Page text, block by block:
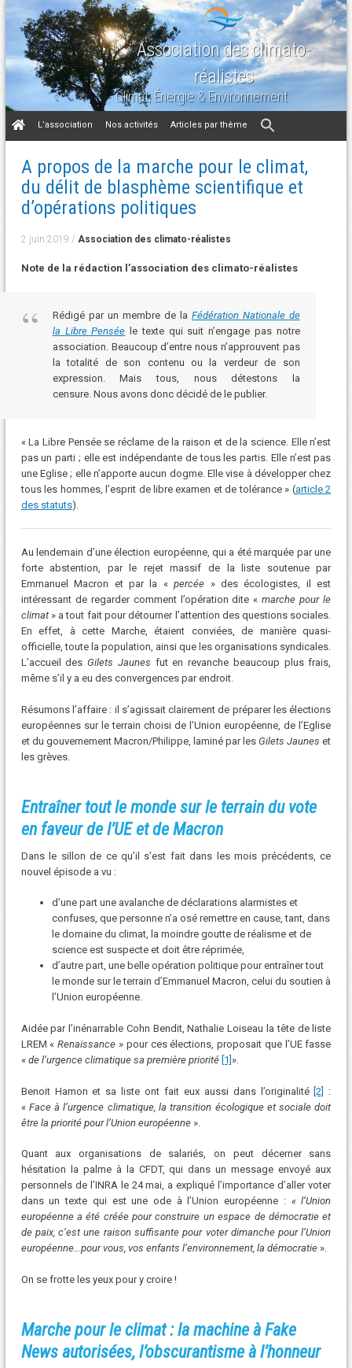
Association des climato-
réalistes
Climat, Énergie & Environnement
Aller
au
L’association Nos activités Articles par thème
A propos de la marche pour le climat,
du délit de blasphème scientifique et
d’opérations politiques
2 juin 2019 / Association des climato-réalistes
Note de la rédaction l’association des climato-réalistes
Rédigé par un membre de la Fédération Nationale de
la Libre Pensée le texte qui suit n’engage pas notre
association. Beaucoup d’entre nous n’approuvent pas
la totalité de son contenu ou la verdeur de son
expression. Mais tous, nous détestons la
censure. Nous avons donc décidé de le publier.
« La Libre Pensée se réclame de la raison et de la science. Elle n’est
pas un parti ; elle est indépendante de tous les partis. Elle n’est pas
une Eglise ; elle n’apporte aucun dogme. Elle vise à développer chez
tous les hommes, l’esprit de libre examen et de tolérance » (article 2
des statuts).
Au lendemain d’une élection européenne, qui a été marquée par une
forte abstention, par le rejet massif de la liste soutenue par
Emmanuel Macron et par la «percée » des écologistes, il est
intéressant de regarder comment l’opération dite «marche pour le
climat » a tout fait pour détourner l’attention des questions sociales.
En effet, à cette Marche, étaient conviées, de manière quasi-
officielle, toute la population, ainsi que les organisations syndicales.
L’accueil desGilets Jaunes fut en revanche beaucoup plus frais,
même s’il y a eu des convergences par endroit.
Résumons l’affaire : il s’agissait clairement de préparer les élections
européennes sur le terrain choisi de l’Union européenne, de l’Eglise
et du gouvernement Macron/Philippe, laminé par lesGilets Jauneset
les grèves.
Entraîner tout le monde sur le terrain du vote
en faveur de l’UE et de Macron
Dans le sillon de ce qu’il s’est fait dans les mois précédents, ce
nouvel épisode a vu :
d’une part une avalanche de déclarations alarmistes et
confuses, que personne n’a osé remettre en cause, tant, dans
le domaine du climat, la moindre goutte de réalisme et de
science est suspecte et doit être réprimée,
d’autre part, une belle opération politique pour entraîner tout
le monde sur le terrain d’Emmanuel Macron, celui du soutien à
l’Union européenne.
Aidée par l’inénarrable Cohn Bendit, Nathalie Loiseau la tête de liste
LREM «Renaissance » pour ces élections, proposait que l’UE fasse
« de l’urgence climatique sa première priorité [1] ».
Benoit Hamon et sa liste ont fait eux aussi dans l’originalité [2] :
« Face à l’urgence climatique, la transition écologique et sociale doit
être la priorité pour l’Union européenne ».
Quant aux organisations de salariés, on peut décerner sans
hésitation la palme à la CFDT, qui dans un message envoyé aux
personnels de l’INRA le 24 mai, a expliqué l’importance d’aller voter
dans un texte qui est une ode à l’Union européenne : « l’Union
européenne a été créée pour construire un espace de démocratie et
de paix, c’est une raison suffisante pour voter dimanche pour l’Union
européenne…pour vous, vos enfants l’environnement, la démocratie ».
On se frotte les yeux pour y croire !
Marche pour le climat : la machine à Fake
News autorisées, l’obscurantisme à l’honneur